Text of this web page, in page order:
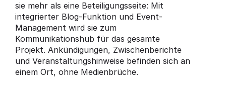
sie mehr als eine Beteiligungsseite: Mit
integrierter Blog-Funktion und Event-
Management wird sie zum
Kommunikationshub für das gesamte
Projekt. Ankündigungen, Zwischenberichte
und Veranstaltungshinweise befinden sich an
einem Ort, ohne Medienbrüche.